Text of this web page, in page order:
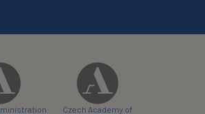
Czech Academy of